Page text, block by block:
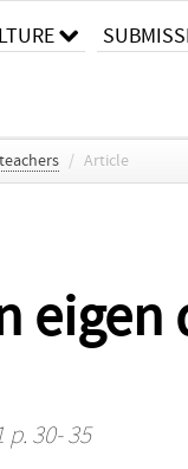
/ Article
p. 30- 35